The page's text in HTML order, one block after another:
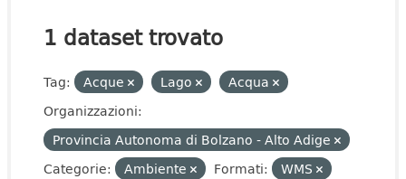
1 dataset trovato
Tag: Acque Lago
Acqua
Organizzazioni:
Provincia Autonoma di Bolzano - Alto Adige
Categorie:
Ambiente Formati:
WMS